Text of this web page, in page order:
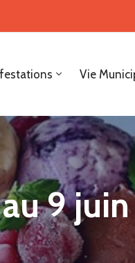
Vie
9 juin